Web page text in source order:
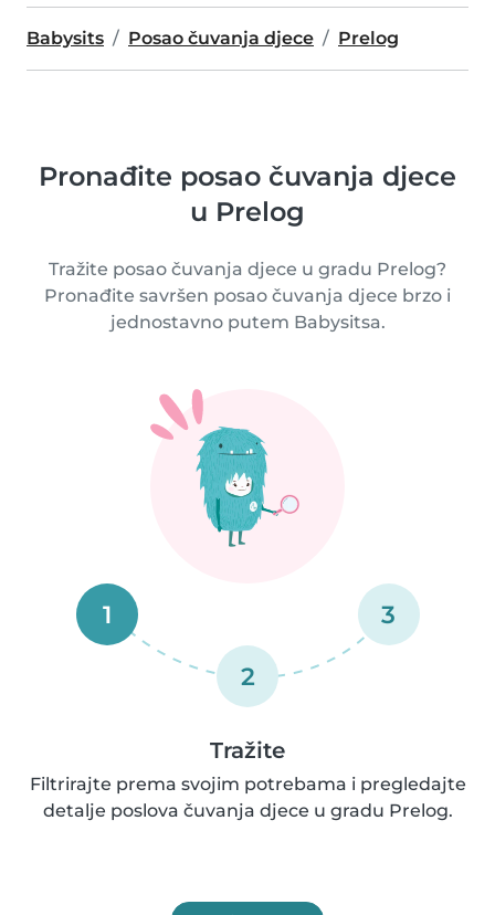
Babysits Posao čuvanja djece Prelog
Pronađite posao čuvanja djece
u Prelog
Tražite posao čuvanja djece u gradu Prelog?
Pronađite savršen posao čuvanja djece brzo i
jednostavno putem Babysitsa.
1
2
3
Tražite
Filtrirajte prema svojim potrebama i pregledajte
detalje poslova čuvanja djece u gradu Prelog.